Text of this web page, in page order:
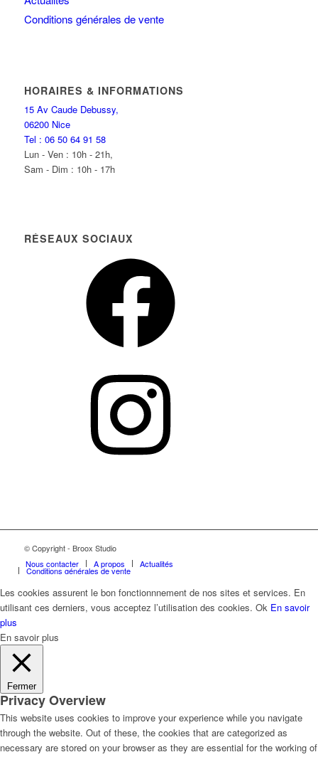
Conditions générales de vente
HORAIRES & INFORMATIONS
15 Av Caude Debussy,
06200 Nice
Tel : 06 50 64 91 58
Lun - Ven : 10h - 21h,
Sam - Dim : 10h - 17h
RÉSEAUX SOCIAUX
© Copyright - Broox Studio
Nous contacter
A propos Actualités
Conditions générales de vente
Les cookies assurent le bon fonctionnnement de nos sites et services. En
utilisant ces derniers, vous acceptez l’utilisation des cookies. Ok En savoir
plus
En savoir plus
Fermer
Privacy Overview
This website uses cookies to improve your experience while you navigate
through the website. Out of these, the cookies that are categorized as
necessary are stored on your browser as they are essential for the working of